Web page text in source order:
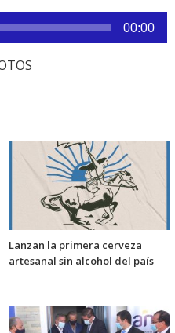
00:00
Lanzan la primera cerveza
artesanal sin alcohol del país